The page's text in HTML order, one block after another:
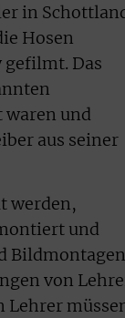
in
Hosen
gefilmt. Das
waren und
aus seiner
werden,
und
Bildmontagen
von
Lehrer